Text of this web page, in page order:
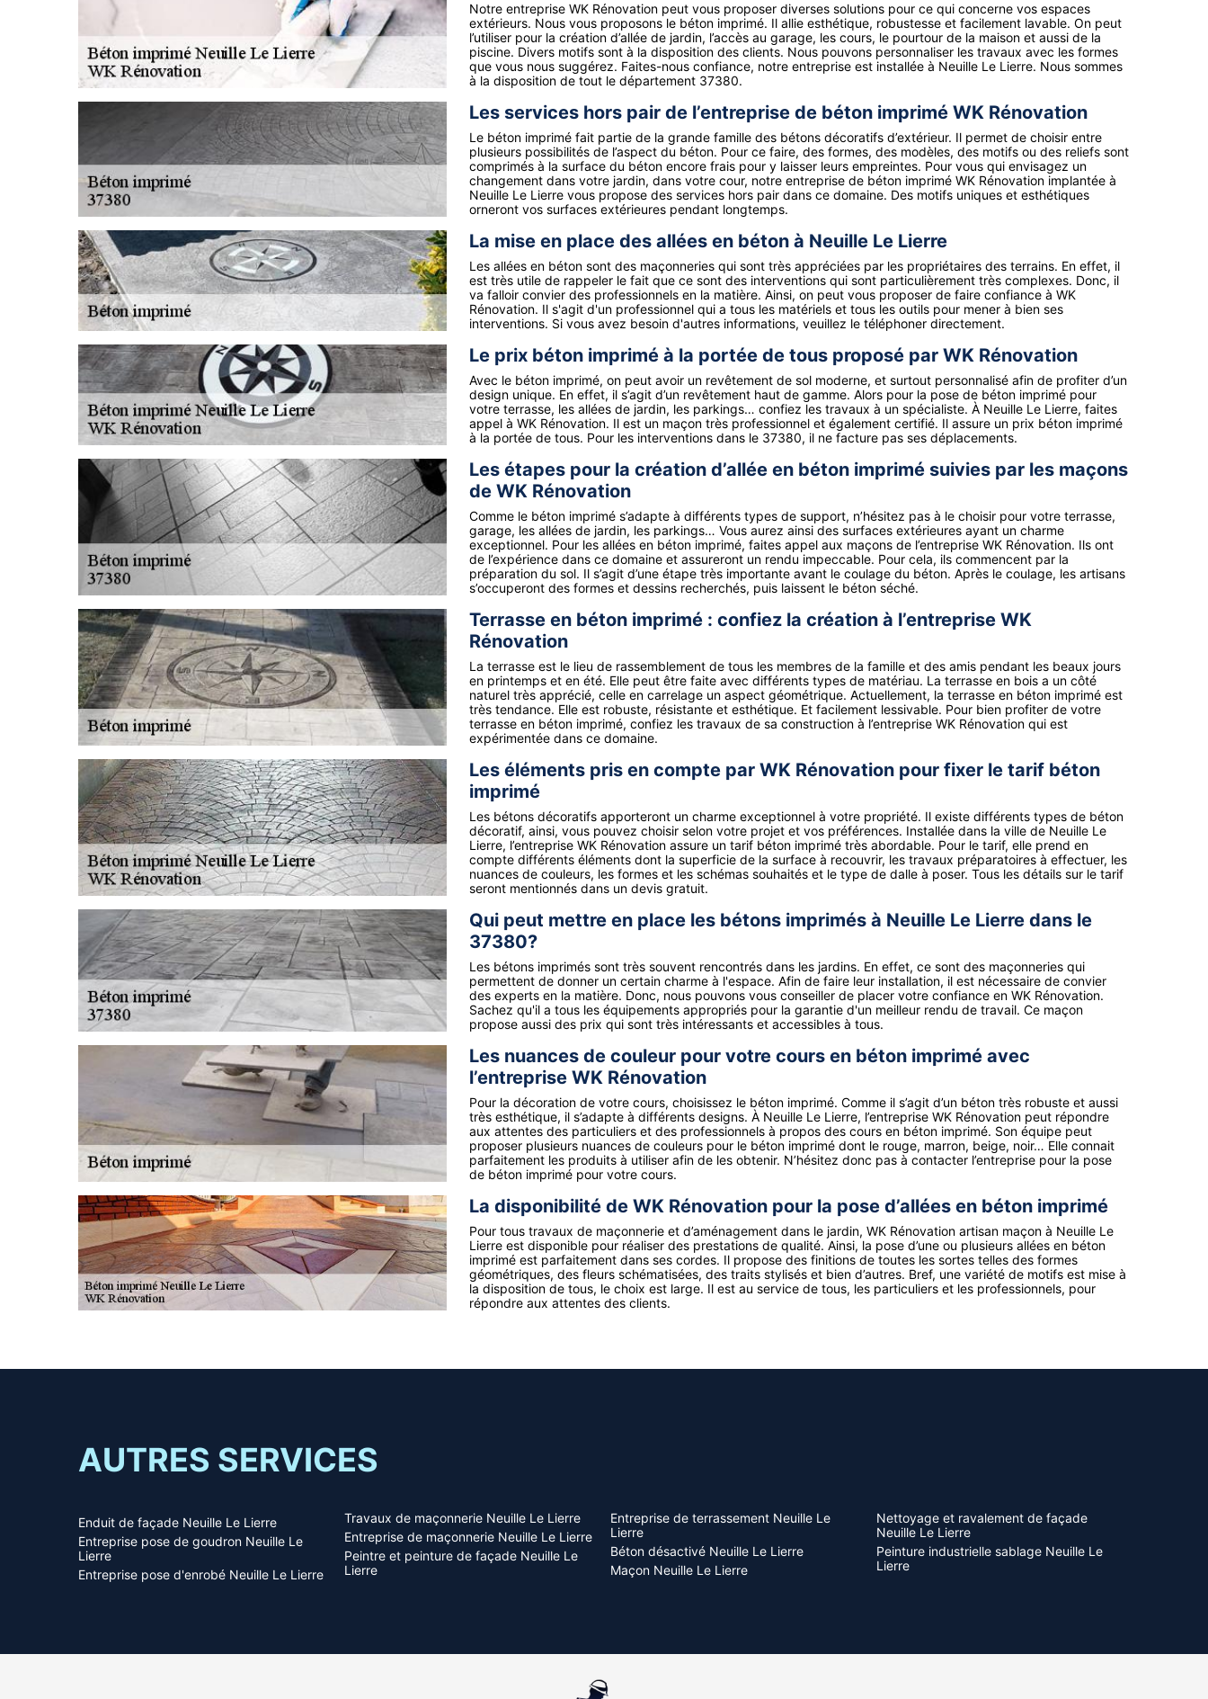
Notre entreprise WK Rénovation peut vous proposer diverses solutions pour ce qui concerne vos espaces
extérieurs. Nous vous proposons le béton imprimé. Il allie esthétique, robustesse et facilement lavable. On peut
l’utiliser pour la création d’allée de jardin, l’accès au garage, les cours, le pourtour de la maison et aussi de la
piscine. Divers motifs sont à la disposition des clients. Nous pouvons personnaliser les travaux avec les formes
que vous nous suggérez. Faites-nous confiance, notre entreprise est installée à Neuille Le Lierre. Nous sommes
à la disposition de tout le département 37380.
Les services hors pair de l’entreprise de béton imprimé WK Rénovation
Le béton imprimé fait partie de la grande famille des bétons décoratifs d’extérieur. Il permet de choisir entre
plusieurs possibilités de l’aspect du béton. Pour ce faire, des formes, des modèles, des motifs ou des reliefs sont
comprimés à la surface du béton encore frais pour y laisser leurs empreintes. Pour vous qui envisagez un
changement dans votre jardin, dans votre cour, notre entreprise de béton imprimé WK Rénovation implantée à
Neuille Le Lierre vous propose des services hors pair dans ce domaine. Des motifs uniques et esthétiques
orneront vos surfaces extérieures pendant longtemps.
La mise en place des allées en béton à Neuille Le Lierre
Les allées en béton sont des maçonneries qui sont très appréciées par les propriétaires des terrains. En effet, il
est très utile de rappeler le fait que ce sont des interventions qui sont particulièrement très complexes. Donc, il
va falloir convier des professionnels en la matière. Ainsi, on peut vous proposer de faire confiance à WK
Rénovation. Il s'agit d'un professionnel qui a tous les matériels et tous les outils pour mener à bien ses
interventions. Si vous avez besoin d'autres informations, veuillez le téléphoner directement.
Le prix béton imprimé à la portée de tous proposé par WK Rénovation
Avec le béton imprimé, on peut avoir un revêtement de sol moderne, et surtout personnalisé afin de profiter d’un
design unique. En effet, il s’agit d’un revêtement haut de gamme. Alors pour la pose de béton imprimé pour
votre terrasse, les allées de jardin, les parkings… confiez les travaux à un spécialiste. À Neuille Le Lierre, faites
appel à WK Rénovation. Il est un maçon très professionnel et également certifié. Il assure un prix béton imprimé
à la portée de tous. Pour les interventions dans le 37380, il ne facture pas ses déplacements.
Les étapes pour la création d’allée en béton imprimé suivies par les maçons
de WK Rénovation
Comme le béton imprimé s’adapte à différents types de support, n’hésitez pas à le choisir pour votre terrasse,
garage, les allées de jardin, les parkings… Vous aurez ainsi des surfaces extérieures ayant un charme
exceptionnel. Pour les allées en béton imprimé, faites appel aux maçons de l’entreprise WK Rénovation. Ils ont
de l’expérience dans ce domaine et assureront un rendu impeccable. Pour cela, ils commencent par la
préparation du sol. Il s’agit d’une étape très importante avant le coulage du béton. Après le coulage, les artisans
s’occuperont des formes et dessins recherchés, puis laissent le béton séché.
Terrasse en béton imprimé : confiez la création à l’entreprise WK
Rénovation
La terrasse est le lieu de rassemblement de tous les membres de la famille et des amis pendant les beaux jours
en printemps et en été. Elle peut être faite avec différents types de matériau. La terrasse en bois a un côté
naturel très apprécié, celle en carrelage un aspect géométrique. Actuellement, la terrasse en béton imprimé est
très tendance. Elle est robuste, résistante et esthétique. Et facilement lessivable. Pour bien profiter de votre
terrasse en béton imprimé, confiez les travaux de sa construction à l’entreprise WK Rénovation qui est
expérimentée dans ce domaine.
Les éléments pris en compte par WK Rénovation pour fixer le tarif béton
imprimé
Les bétons décoratifs apporteront un charme exceptionnel à votre propriété. Il existe différents types de béton
décoratif, ainsi, vous pouvez choisir selon votre projet et vos préférences. Installée dans la ville de Neuille Le
Lierre, l’entreprise WK Rénovation assure un tarif béton imprimé très abordable. Pour le tarif, elle prend en
compte différents éléments dont la superficie de la surface à recouvrir, les travaux préparatoires à effectuer, les
nuances de couleurs, les formes et les schémas souhaités et le type de dalle à poser. Tous les détails sur le tarif
seront mentionnés dans un devis gratuit.
Qui peut mettre en place les bétons imprimés à Neuille Le Lierre dans le
37380?
Les bétons imprimés sont très souvent rencontrés dans les jardins. En effet, ce sont des maçonneries qui
permettent de donner un certain charme à l'espace. Afin de faire leur installation, il est nécessaire de convier
des experts en la matière. Donc, nous pouvons vous conseiller de placer votre confiance en WK Rénovation.
Sachez qu'il a tous les équipements appropriés pour la garantie d'un meilleur rendu de travail. Ce maçon
propose aussi des prix qui sont très intéressants et accessibles à tous.
Les nuances de couleur pour votre cours en béton imprimé avec
l’entreprise WK Rénovation
Pour la décoration de votre cours, choisissez le béton imprimé. Comme il s’agit d’un béton très robuste et aussi
très esthétique, il s’adapte à différents designs. À Neuille Le Lierre, l’entreprise WK Rénovation peut répondre
aux attentes des particuliers et des professionnels à propos des cours en béton imprimé. Son équipe peut
proposer plusieurs nuances de couleurs pour le béton imprimé dont le rouge, marron, beige, noir… Elle connait
parfaitement les produits à utiliser afin de les obtenir. N’hésitez donc pas à contacter l’entreprise pour la pose
de béton imprimé pour votre cours.
La disponibilité de WK Rénovation pour la pose d’allées en béton imprimé
Pour tous travaux de maçonnerie et d’aménagement dans le jardin, WK Rénovation artisan maçon à Neuille Le
Lierre est disponible pour réaliser des prestations de qualité. Ainsi, la pose d’une ou plusieurs allées en béton
imprimé est parfaitement dans ses cordes. Il propose des finitions de toutes les sortes telles des formes
géométriques, des fleurs schématisées, des traits stylisés et bien d’autres. Bref, une variété de motifs est mise à
la disposition de tous, le choix est large. Il est au service de tous, les particuliers et les professionnels, pour
répondre aux attentes des clients.
AUTRES SERVICES
Enduit de façade Neuille Le Lierre
Entreprise pose de goudron Neuille Le
Lierre
Entreprise pose d'enrobé Neuille Le Lierre
Travaux de maçonnerie Neuille Le Lierre
Entreprise de maçonnerie Neuille Le Lierre
Peintre et peinture de façade Neuille Le
Lierre
Entreprise de terrassement Neuille Le
Lierre
Béton désactivé Neuille Le Lierre
Maçon Neuille Le Lierre
Nettoyage et ravalement de façade
Neuille Le Lierre
Peinture industrielle sablage Neuille Le
Lierre